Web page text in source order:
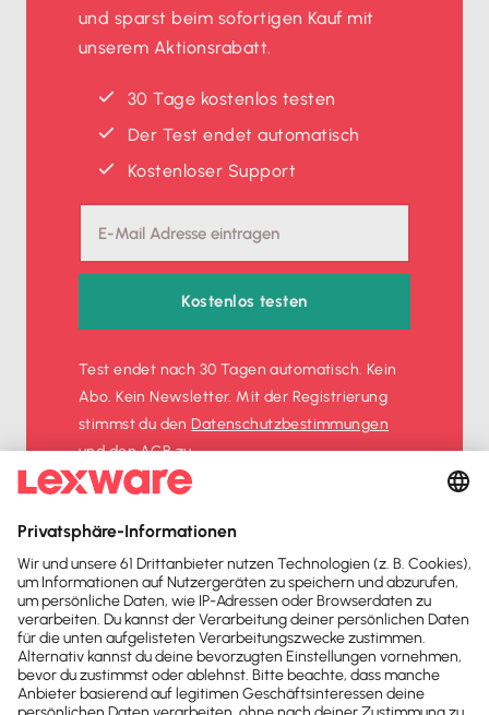
und sparst beim sofortigen Kauf mit
unserem Aktionsrabatt.
30 Tage kostenlos testen
Der Test endet automatisch
Kostenloser Support
Kostenlos testen
Test endet nach 30 Tagen automatisch. Kein
Abo. Kein Newsletter. Mit der Registrierung
stimmst du denDatenschutz­bestimmungen
und denAGBzu.
Newsletter